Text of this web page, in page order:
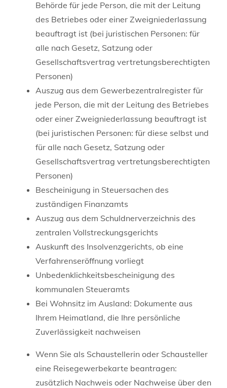
Behörde für jede Person, die mit der Leitung
des Betriebes oder einer Zweigniederlassung
beauftragt ist (bei juristischen Personen: für
alle nach Gesetz, Satzung oder
Gesellschaftsvertrag vertretungsberechtigten
Personen)
Auszug aus dem Gewerbezentralregister für
jede Person, die mit der Leitung des Betriebes
oder einer Zweigniederlassung beauftragt ist
(bei juristischen Personen: für diese selbst und
für alle nach Gesetz, Satzung oder
Gesellschaftsvertrag vertretungsberechtigten
Personen)
Bescheinigung in Steuersachen des
zuständigen Finanzamts
Auszug aus dem Schuldnerverzeichnis des
zentralen Vollstreckungsgerichts
Auskunft des Insolvenzgerichts, ob eine
Verfahrenseröffnung vorliegt
Unbedenklichkeitsbescheinigung des
kommunalen Steueramts
Bei Wohnsitz im Ausland: Dokumente aus
Ihrem Heimatland, die Ihre persönliche
Zuverlässigkeit nachweisen
Wenn Sie als Schaustellerin oder Schausteller
eine Reisegewerbekarte beantragen:
zusätzlich Nachweis oder Nachweise über den